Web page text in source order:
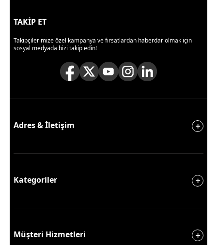
TAKİP ET
Takipçilerimize özel kampanya ve fırsatlardan haberdar olmak için
sosyal medyada bizi takip edin!
Adres & İletişim
Kategoriler
Müşteri Hizmetleri